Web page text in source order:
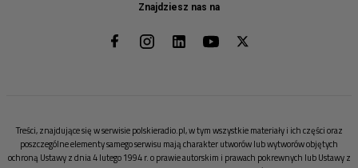
Znajdziesz nas na
Treści, znajdujące się w serwisie polskieradio.pl, w tym wszystkie materiały i ich części oraz
poszczególne elementy samego serwisu mają charakter utworów lub wytworów objętych
ochroną Ustawy z dnia 4 lutego 1994 r. o prawie autorskim i prawach pokrewnych lub Ustawy z